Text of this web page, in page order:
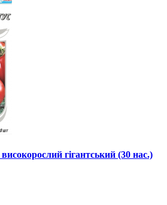
гігантський (30 нас.)